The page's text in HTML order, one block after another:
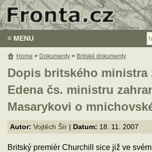
≡ MENU
Dopis britského ministra
Edena čs. ministru
Masarykovi o
Autor: Vojtěch Šír Datum: 18. 11. 2007
Britský premiér Churchill sice již ve svém
Home > Dokumenty > Britské dokumenty